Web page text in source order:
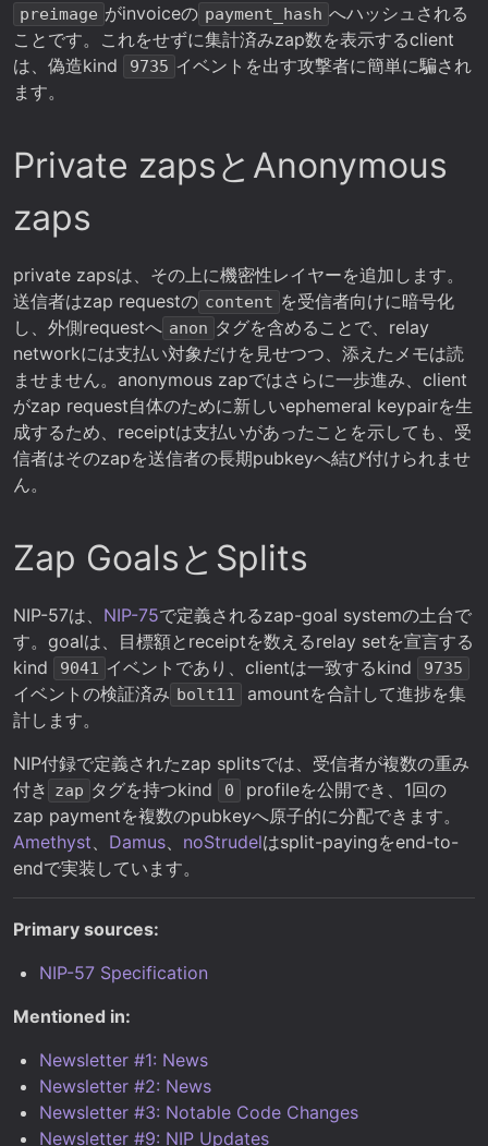
preimage がinvoiceの payment_hash へハッシュされる
ことです。これをせずに集計済みzap数を表示するclient
は、偽造kind
9735 イベントを出す攻撃者に簡単に騙され
ます。
Private zapsとAnonymous
zaps
private zapsは、その上に機密性レイヤーを追加します。
送信者はzap requestの content を受信者向けに暗号化
し、外側requestへ anon タグを含めることで、relay
networkには支払い対象だけを見せつつ、添えたメモは読
ませません。anonymous zapではさらに一歩進み、client
がzap request自体のために新しいephemeral keypairを生
成するため、receiptは支払いがあったことを示しても、受
信者はそのzapを送信者の長期pubkeyへ結び付けられませ
ん。
Zap GoalsとSplits
NIP-57は、 NIP-75で定義されるzap-goal systemの土台で
す。goalは、目標額とreceiptを数えるrelay setを宣言する
kind
9041 イベントであり、clientは一致するkind 9735
イベントの検証済み bolt11
amountを合計して進捗を集
計します。
NIP付録で定義されたzap splitsでは、受信者が複数の重み
付き zap タグを持つkind 0
profileを公開でき、1回の
zap paymentを複数のpubkeyへ原子的に分配できます。
Amethyst
Damus noStrudelはsplit-payingをend-to-
endで実装しています。
Primary sources:
NIP-57 Specification
Mentioned in:
Newsletter #1: News
Newsletter #2: News
Newsletter #3: Notable Code Changes
Newsletter #9: NIP Updates